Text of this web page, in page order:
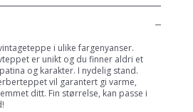
i ulike fargenyanser.
er unikt og du finner aldri et
og karakter. I nydelig stand.
vil garantert gi varme,
ditt. Fin størrelse, kan passe i